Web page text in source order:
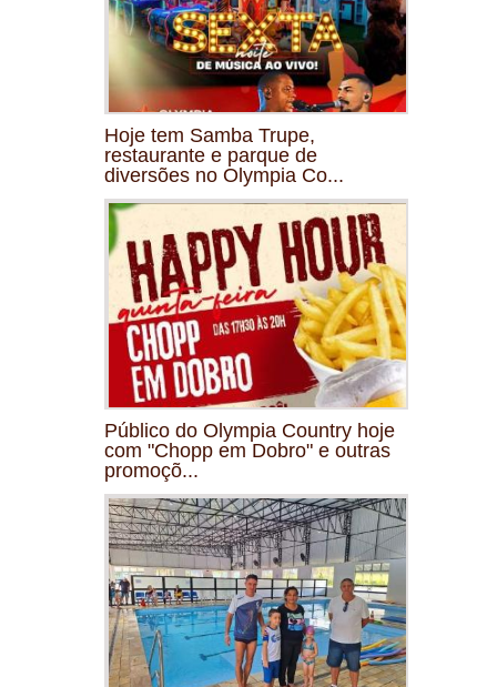
Hoje tem Samba Trupe,
restaurante e parque de
diversões no Olympia Co...
Público do Olympia Country hoje
com "Chopp em Dobro" e outras
promoçõ...